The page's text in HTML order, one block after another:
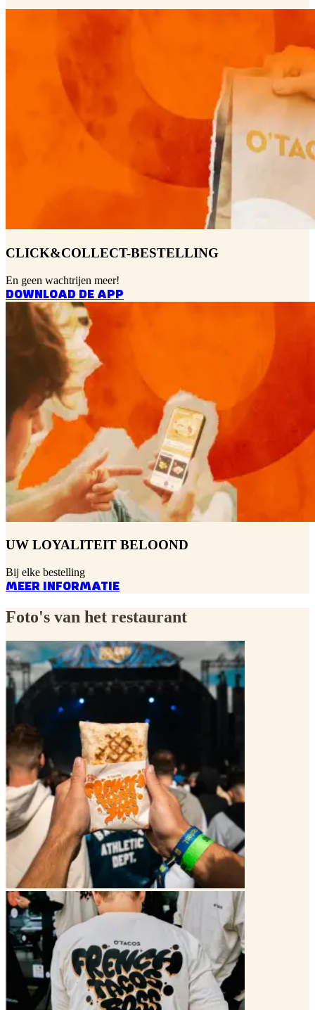
CLICK&COLLECT-BESTELLING
En geen wachtrijen meer!
DOWNLOAD DE APP
UW LOYALITEIT BELOOND
Bij elke bestelling
MEER INFORMATIE
Foto's van het restaurant